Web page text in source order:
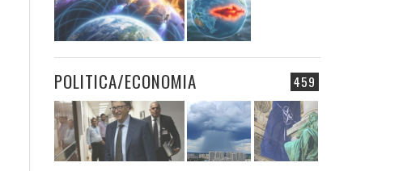
459
POLITICA/ECONOMIA